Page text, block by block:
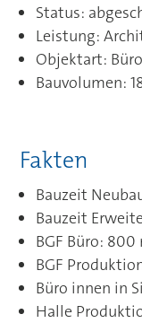
Status:
Leistung:
Objektart:
Bauvolumen:
Fakten
Bauzeit
Bauzeit
BGF Büro: 800
BGF
Büro innen in
Halle